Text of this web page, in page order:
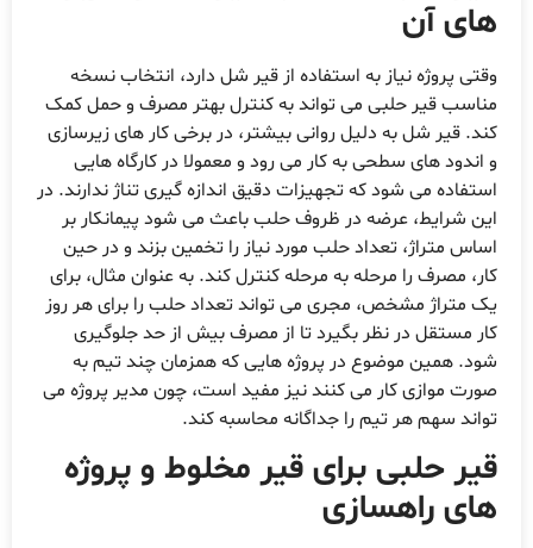
های آن
وقتی پروژه نیاز به استفاده از قیر شل دارد، انتخاب نسخه
مناسب قیر حلبی می تواند به کنترل بهتر مصرف و حمل کمک
کند. قیر شل به دلیل روانی بیشتر، در برخی کار های زیرسازی
و اندود های سطحی به کار می رود و معمولا در کارگاه هایی
استفاده می شود که تجهیزات دقیق اندازه گیری تناژ ندارند. در
این شرایط، عرضه در ظروف حلب باعث می شود پیمانکار بر
اساس متراژ، تعداد حلب مورد نیاز را تخمین بزند و در حین
کار، مصرف را مرحله به مرحله کنترل کند. به عنوان مثال، برای
یک متراژ مشخص، مجری می تواند تعداد حلب را برای هر روز
کار مستقل در نظر بگیرد تا از مصرف بیش از حد جلوگیری
شود. همین موضوع در پروژه هایی که همزمان چند تیم به
صورت موازی کار می کنند نیز مفید است، چون مدیر پروژه می
تواند سهم هر تیم را جداگانه محاسبه کند.
قیر حلبی برای قیر مخلوط و پروژه
های راهسازی